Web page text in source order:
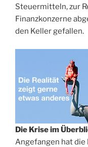
Steuermitteln, zur
Finanzkonzerne
den Keller gefallen.
Die Krise im
Angefangen hat die